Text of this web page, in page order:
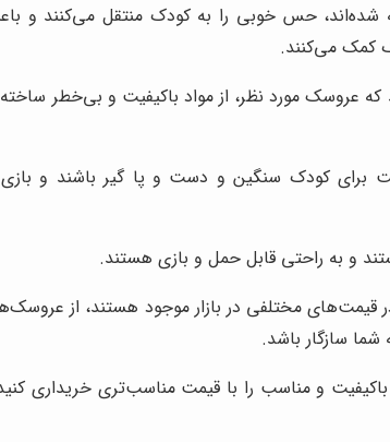
حس خوبی را به کودک منتقل می‌کنند و
کمک می‌کنند.
که عروسک مورد نظر، از مواد باکیفیت و بی‌خطر
کودک سنگین و دست و پا گیر باشند و بازی
مختلفی در بازار موجود هستند، از
سازگار باشد.
و مناسب را با قیمت مناسب‌تری خریداری